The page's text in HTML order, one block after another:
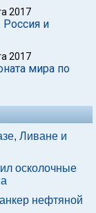
2017
Россия и
2017
мира по
Ливане и
осколочные
нефтяной